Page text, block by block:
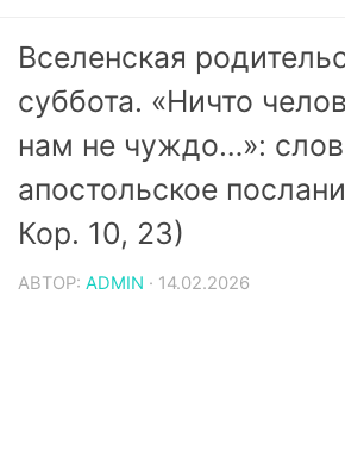
Вселенская
суббота. «Ничто
нам не чуждо…»:
апостольское
Кор. 10, 23)
АВТОР: ADMIN · 14.02.2026